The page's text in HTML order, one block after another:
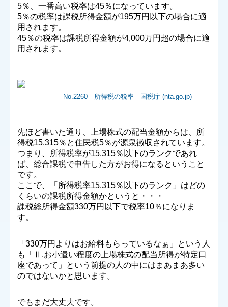
5％、一番高い税率は45％になっています。
5％の税率は課税所得金額が195万円以下の場合に適
用されます。
45％の税率は課税所得金額が4,000万円超の場合に適
用されます。
No.2260 所得税の税率｜国税庁(nta.go.jp)
先ほど書いた通り、上場株式の配当金額からは、所
得税15.315％と住民税5％が源泉徴収されています。
つまり、所得税率が15.315％以下のランクであれ
ば、総合課税で申告した方がお得になるということ
です。
ここで、「所得税率15.315％以下のランク」はどの
くらいの課税所得金額かというと・・・
課税総所得金額330万円以下で税率10％になりま
す。
「330万円よりはお給料もらっているなぁ」という人
も「Ⅱ.お小遣い程度の上場株式の配当所得が特定口
座であって」という前提の人の中にはまあまあ多い
のではないかと思います。
でもまだ大丈夫です。